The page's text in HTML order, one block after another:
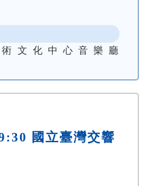
文化中心音樂廳
國立臺灣交響